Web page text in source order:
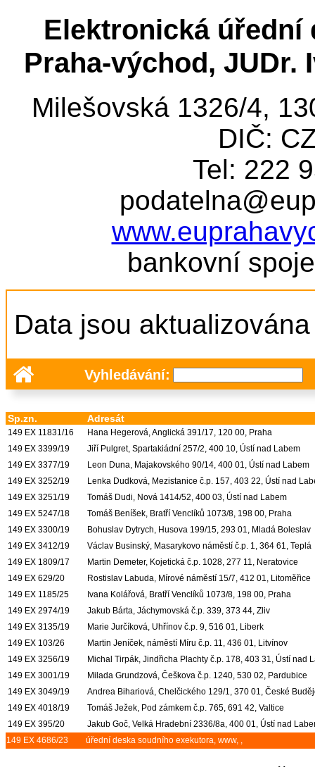
Elektronická úřední
Praha-východ, JUDr.
Milešovská 1326/4,
DIČ:
Tel: 222
bankovní
Data jsou
Vyhledávání:
Sp.zn. Adresát
149 EX 11831/16
Hana Hegerová, Anglická 391/17, 120 00, Praha
149 EX 3399/19
Jiří Pulgret, Spartakiádní 257/2, 400 10, Ústí nad Labem
149 EX 3377/19
Leon Duna, Majakovského 90/14, 400 01, Ústí nad Labem
149 EX 3252/19
Lenka Dudková, Mezistanice č.p. 157, 403 22, Ústí nad
149 EX 3251/19
Tomáš Dudi, Nová 1414/52, 400 03, Ústí nad Labem
149 EX 5247/18
Tomáš Beníšek, Bratří Venclíků 1073/8, 198 00, Praha
149 EX 3300/19
Bohuslav Dytrych, Husova 199/15, 293 01, Mladá Boleslav
149 EX 3412/19
Václav Businský, Masarykovo náměstí č.p. 1, 364 61, Teplá
149 EX 1809/17
Martin Demeter, Kojetická č.p. 1028, 277 11, Neratovice
149 EX 629/20
Rostislav Labuda, Mírové náměstí 15/7, 412 01, Litoměřice
149 EX 1185/25
Ivana Kolářová, Bratří Venclíků 1073/8, 198 00, Praha
149 EX 2974/19
Jakub Bárta, Jáchymovská č.p. 339, 373 44, Zliv
149 EX 3135/19
Marie Jurčíková, Uhřínov č.p. 9, 516 01, Liberk
149 EX 103/26
Martin Jeníček, náměstí Míru č.p. 11, 436 01, Litvínov
149 EX 3256/19
Michal Tirpák, Jindřicha Plachty č.p. 178, 403 31, Ústí nad
149 EX 3001/19
Milada Grundzová, Češkova č.p. 1240, 530 02, Pardubice
149 EX 3049/19
Andrea Bihariová, Chelčického 129/1, 370 01, České
149 EX 4018/19
Tomáš Ježek, Pod zámkem č.p. 765, 691 42, Valtice
149 EX 395/20
Jakub Goč, Velká Hradební 2336/8a, 400 01, Ústí nad
149 EX 4686/23
úřední deska soudního exekutora, www, ,